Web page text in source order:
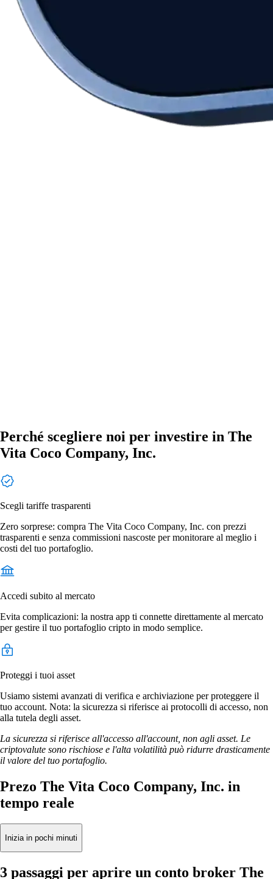
Perché scegliere noi per investire in The
Vita Coco Company, Inc.
Scegli tariffe trasparenti
Zero sorprese: compra The Vita Coco Company, Inc. con prezzi
trasparenti e senza commissioni nascoste per monitorare al meglio i
costi del tuo portafoglio.
Accedi subito al mercato
Evita complicazioni: la nostra app ti connette direttamente al mercato
per gestire il tuo portafoglio cripto in modo semplice.
Proteggi i tuoi asset
Usiamo sistemi avanzati di verifica e archiviazione per proteggere il
tuo account. Nota: la sicurezza si riferisce ai protocolli di accesso, non
alla tutela degli asset.
La sicurezza si riferisce all'accesso all'account, non agli asset. Le
criptovalute sono rischiose e l'alta volatilità può ridurre drasticamente
il valore del tuo portafoglio.
Prezo The Vita Coco Company, Inc. in
tempo reale
Inizia in pochi minuti
3 passaggi per aprire un conto broker The